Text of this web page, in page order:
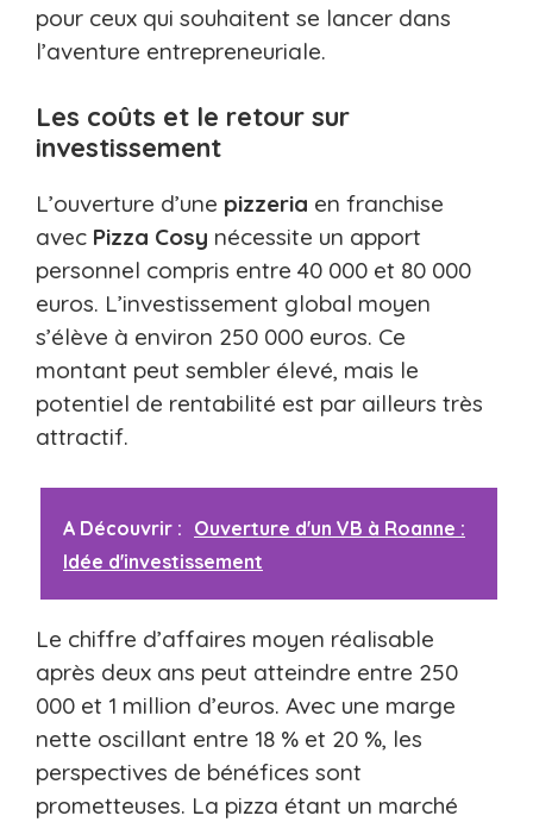
pour ceux qui souhaitent se lancer dans
l’aventure entrepreneuriale.
Les coûts et le retour sur
investissement
L’ouverture d’une pizzeria en franchise
avec Pizza Cosy nécessite un apport
personnel compris entre 40 000 et 80 000
euros. L’investissement global moyen
s’élève à environ 250 000 euros. Ce
montant peut sembler élevé, mais le
potentiel de rentabilité est par ailleurs très
attractif.
A Découvrir : Ouverture d'un VB à Roanne :
Idée d'investissement
Le chiffre d’affaires moyen réalisable
après deux ans peut atteindre entre 250
000 et 1 million d’euros. Avec une marge
nette oscillant entre 18 % et 20 %, les
perspectives de bénéfices sont
prometteuses. La pizza étant un marché